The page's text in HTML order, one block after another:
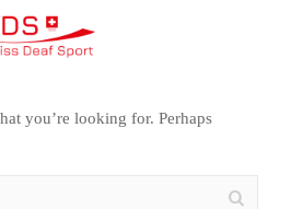
you’re looking for. Perhaps